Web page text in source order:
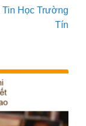
Tin Học Trường
Tín